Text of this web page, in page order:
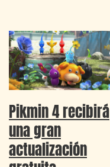
Pikmin 4 recibirá
una gran
actualización